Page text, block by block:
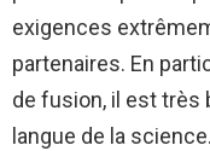
exigences
partenaires. En
de fusion, il est très
langue de la